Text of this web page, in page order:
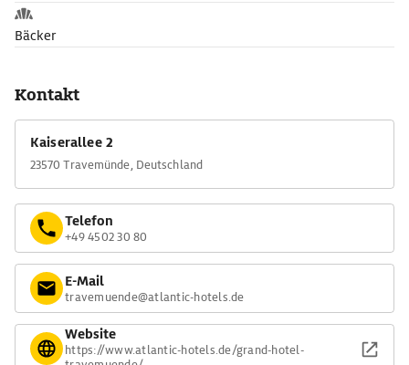
Bäcker
Kontakt
Kaiserallee 2
23570 Travemünde, Deutschland
Telefon
+49 4502 30 80
E-Mail
travemuende@atlantic-hotels.de
Website
https://www.atlantic-hotels.de/grand-hotel-